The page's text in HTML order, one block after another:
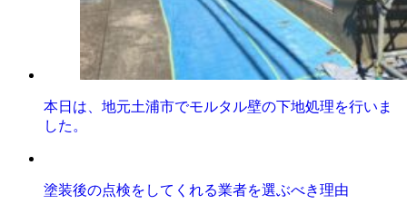
本日は、地元土浦市でモルタル壁の下地処理を行いま
した。
塗装後の点検をしてくれる業者を選ぶべき理由